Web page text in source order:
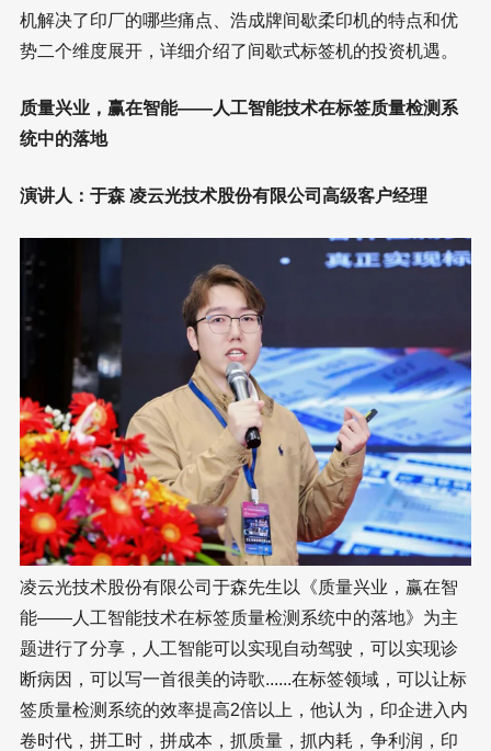
机解决了印厂的哪些痛点、浩成牌间歇柔印机的特点和优
势二个维度展开，详细介绍了间歇式标签机的投资机遇。
质量兴业，赢在智能——人工智能技术在标签质量检测系
统中的落地
演讲人：于森 凌云光技术股份有限公司高级客户经理
凌云光技术股份有限公司于森先生以《质量兴业，赢在智
能——人工智能技术在标签质量检测系统中的落地》为主
题进行了分享，人工智能可以实现自动驾驶，可以实现诊
断病因，可以写一首很美的诗歌......在标签领域，可以让标
签质量检测系统的效率提高2倍以上，他认为，印企进入内
卷时代，拼工时，拼成本，抓质量，抓内耗，争利润，印